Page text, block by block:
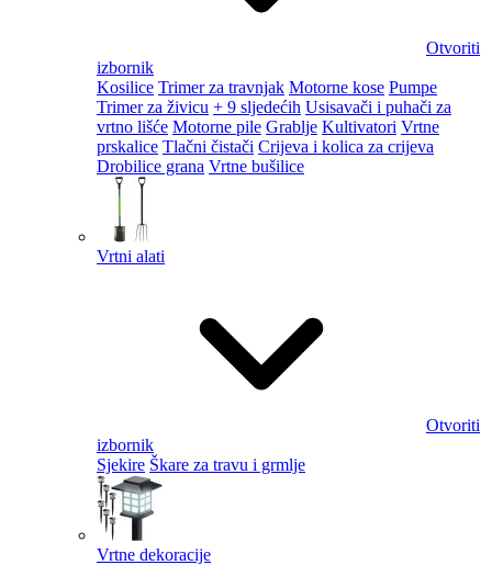
Otvoriti
izbornik
Kosilice Trimer za travnjak Motorne kose Pumpe
Trimer za živicu + 9 sljedećih Usisavači i puhači za
vrtno lišće Motorne pile Grablje Kultivatori Vrtne
prskalice Tlačni čistači Crijeva i kolica za crijeva
Drobilice grana Vrtne bušilice
Vrtni alati
Otvoriti
izbornik
Sjekire Škare za travu i grmlje
Vrtne dekoracije